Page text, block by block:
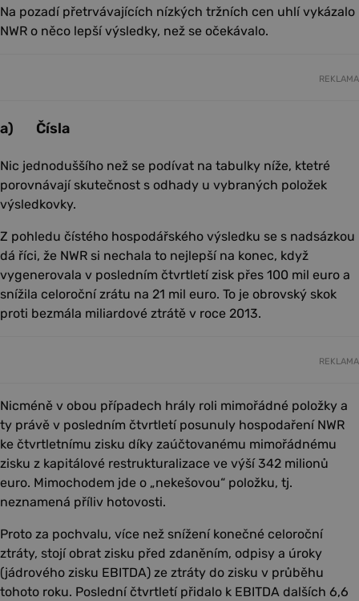
Na pozadí přetrvávajících nízkých tržních cen uhlí vykázalo
NWR o něco lepší výsledky, než se očekávalo.
REKLAMA
a) Čísla
Nic jednoduššího než se podívat na tabulky níže, ktetré
porovnávají skutečnost s odhady u vybraných položek
výsledkovky.
Z pohledu čístého hospodářského výsledku se s nadsázkou
dá říci, že NWR si nechala to nejlepší na konec, když
vygenerovala v posledním čtvrtletí zisk přes 100 mil euro a
snížila celoroční zrátu na 21 mil euro. To je obrovský skok
proti bezmála miliardové ztrátě v roce 2013.
REKLAMA
Nicméně v obou případech hrály roli mimořádné položky a
ty právě v posledním čtvrtletí posunuly hospodaření NWR
ke čtvrtletnímu zisku díky zaúčtovanému mimořádnému
zisku z kapitálové restrukturalizace ve výší 342 milionů
euro. Mimochodem jde o „nekešovou“ položku, tj.
neznamená příliv hotovosti.
Proto za pochvalu, více než snížení konečné celoroční
ztráty, stojí obrat zisku před zdaněním, odpisy a úroky
(jádrového zisku EBITDA) ze ztráty do zisku v průběhu
tohoto roku. Poslední čtvrtletí přidalo k EBITDA dalších 6,6